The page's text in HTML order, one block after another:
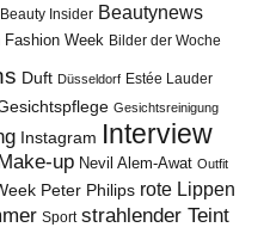
Beauty Insider Beautynews
Fashion Week Bilder der Woche
Duft Düsseldorf Estée Lauder
Gesichtsreinigung
Instagram Interview
up Nevil Alem-Awat Outfit
Peter Philips rote Lippen
Sport strahlender Teint